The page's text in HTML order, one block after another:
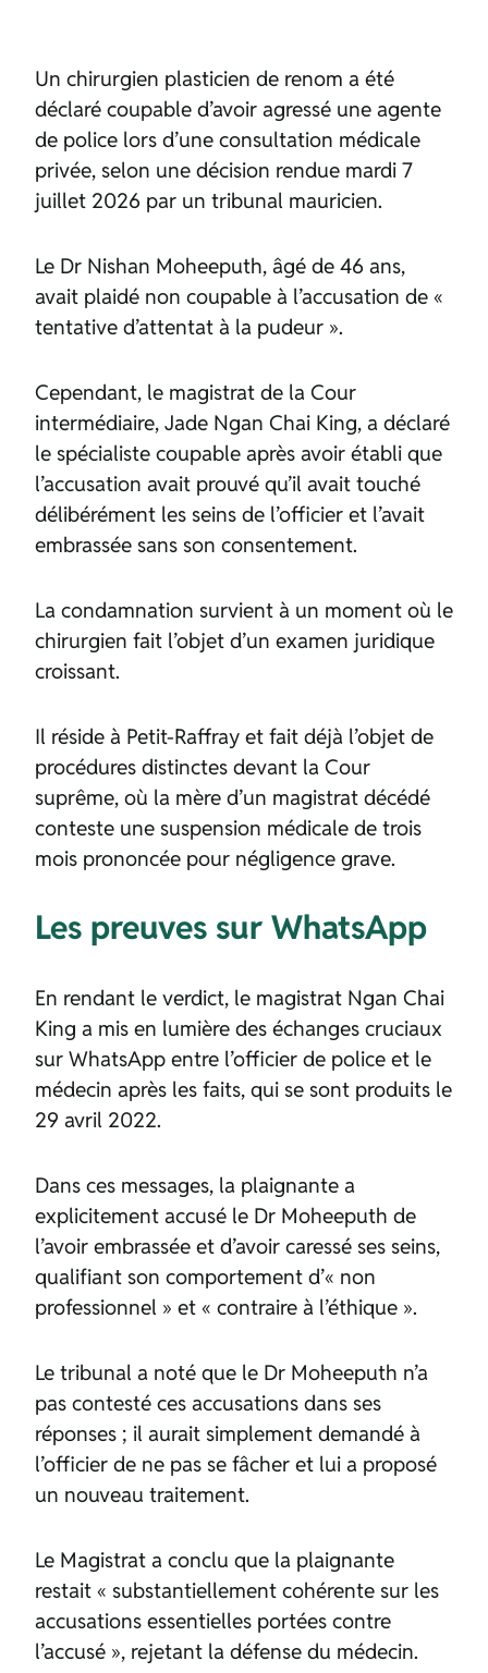
Un chirurgien plasticien de renom a été
déclaré coupable d’avoir agressé une agente
de police lors d’une consultation médicale
privée, selon une décision rendue mardi 7
juillet 2026 par un tribunal mauricien.
Le Dr Nishan Moheeputh, âgé de 46 ans,
avait plaidé non coupable à l’accusation de «
tentative d’attentat à la pudeur ».
Cependant, le magistrat de la Cour
intermédiaire, Jade Ngan Chai King, a déclaré
le spécialiste coupable après avoir établi que
l’accusation avait prouvé qu’il avait touché
délibérément les seins de l’officier et l’avait
embrassée sans son consentement.
La condamnation survient à un moment où le
chirurgien fait l’objet d’un examen juridique
croissant.
Il réside à Petit-Raffray et fait déjà l’objet de
procédures distinctes devant la Cour
suprême, où la mère d’un magistrat décédé
conteste une suspension médicale de trois
mois prononcée pour négligence grave.
Les preuves sur WhatsApp
En rendant le verdict, le magistrat Ngan Chai
King a mis en lumière des échanges cruciaux
sur WhatsApp entre l’officier de police et le
médecin après les faits, qui se sont produits le
29 avril 2022.
Dans ces messages, la plaignante a
explicitement accusé le Dr Moheeputh de
l’avoir embrassée et d’avoir caressé ses seins,
qualifiant son comportement d’« non
professionnel » et « contraire à l’éthique ».
Le tribunal a noté que le Dr Moheeputh n’a
pas contesté ces accusations dans ses
réponses ; il aurait simplement demandé à
l’officier de ne pas se fâcher et lui a proposé
un nouveau traitement.
Le Magistrat a conclu que la plaignante
restait « substantiellement cohérente sur les
accusations essentielles portées contre
l’accusé », rejetant la défense du médecin.